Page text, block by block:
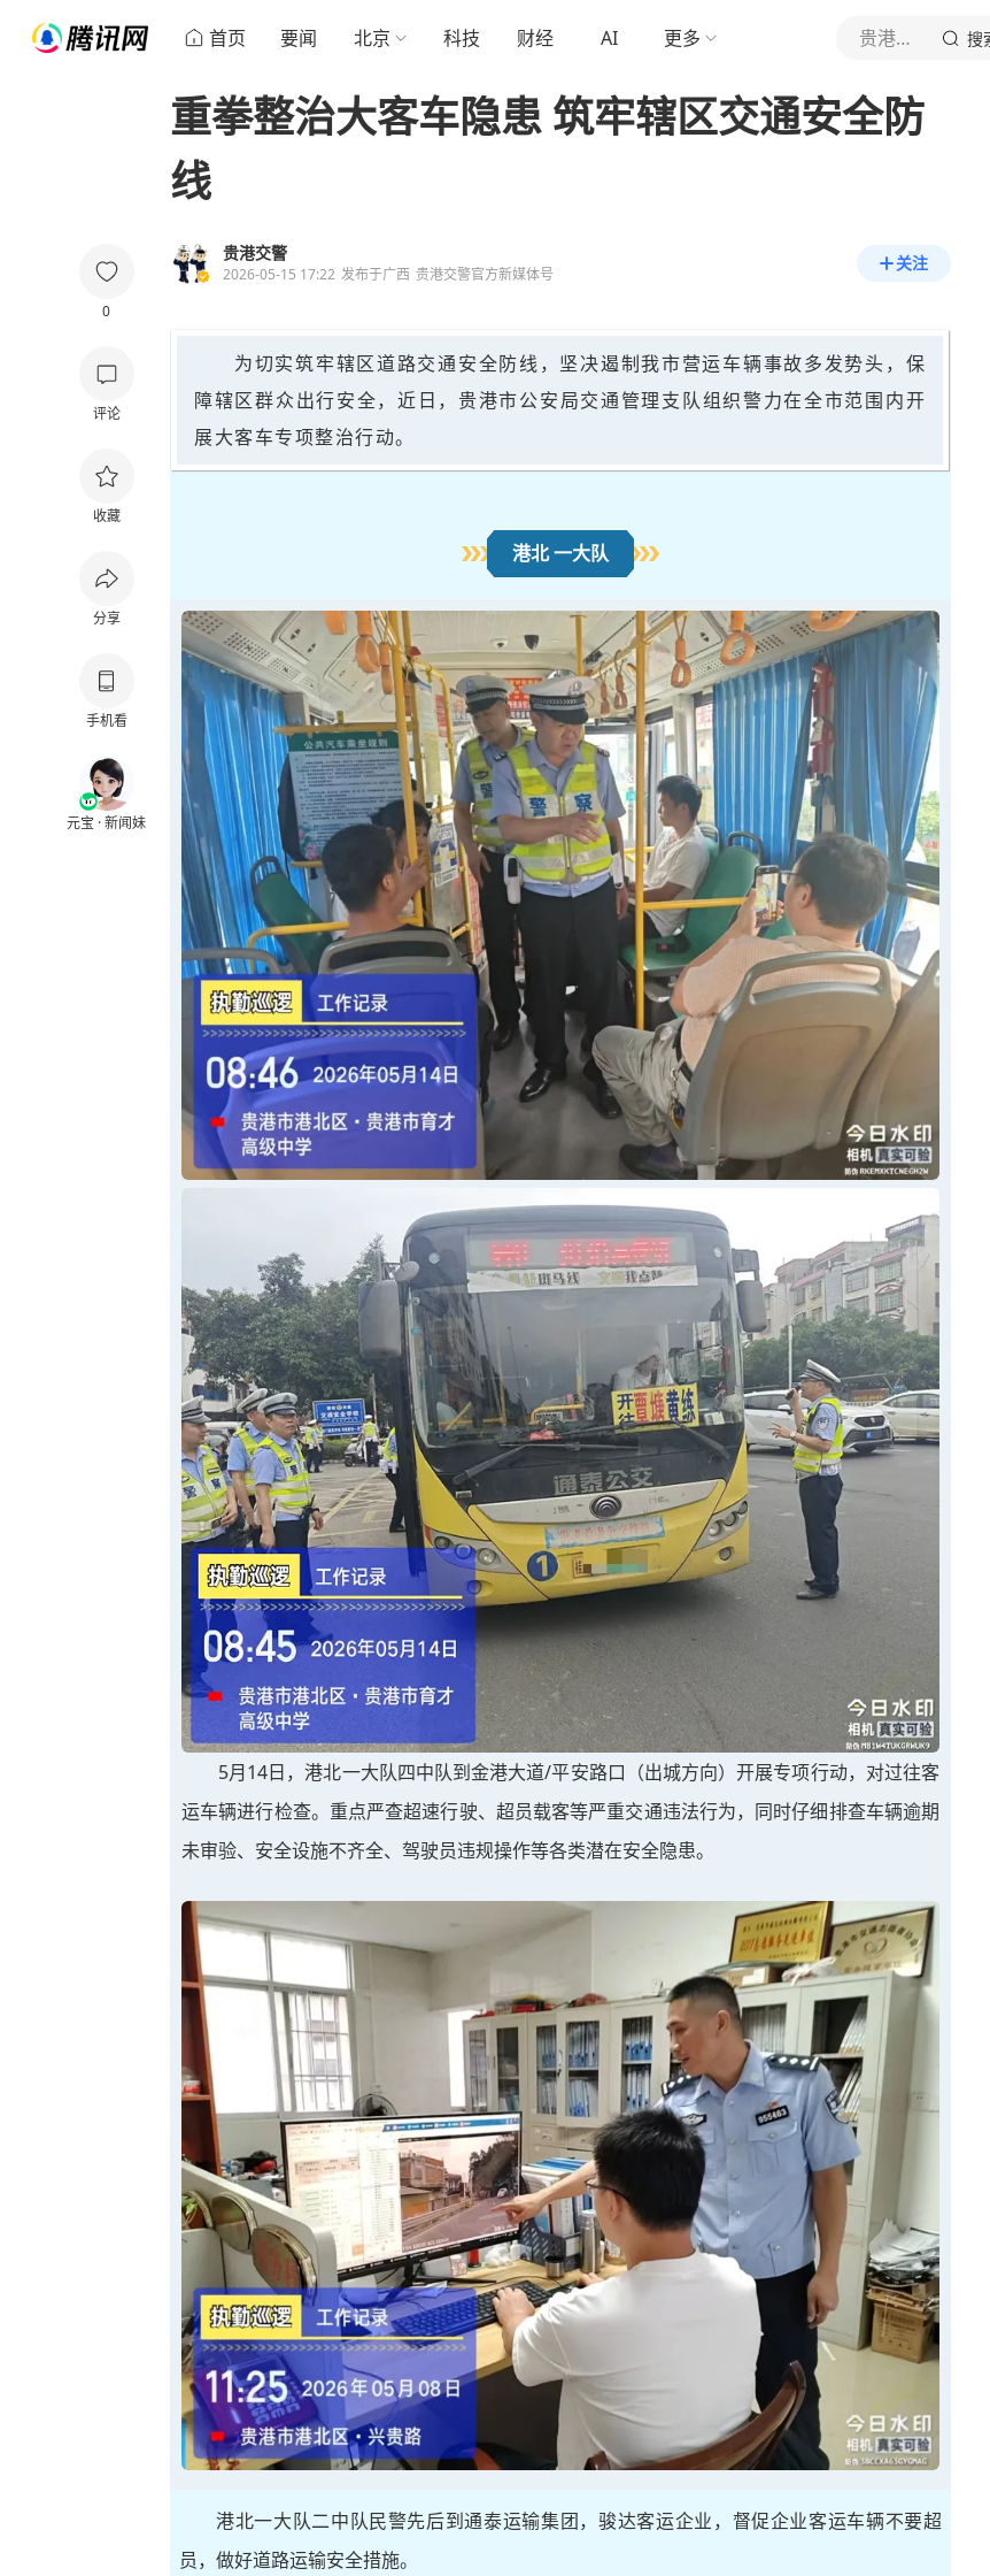
首页 要闻 北京 科技 财经 AI 更多 贵港交警 搜
0
评论
收藏
分享
手机看
元宝 · 新闻妹
重拳整治大客车隐患 筑牢辖区交通安全防
线
贵港交警
2026-05-15 17:22 发布于广西 贵港交警官方新媒体号
关注
为切实筑牢辖区道路交通安全防线，坚决遏制我市营运车辆事故多发势头，保
障辖区群众出行安全，近日，贵港市公安局交通管理支队组织警力在全市范围内开
展大客车专项整治行动。
港北 一大队
5月14日，港北一大队四中队到金港大道/平安路口（出城方向）开展专项行动，对过往客
运车辆进行检查。重点严查超速行驶、超员载客等严重交通违法行为，同时仔细排查车辆逾期
未审验、安全设施不齐全、驾驶员违规操作等各类潜在安全隐患。
港北一大队二中队民警先后到通泰运输集团，骏达客运企业，督促企业客运车辆不要超
员，做好道路运输安全措施。